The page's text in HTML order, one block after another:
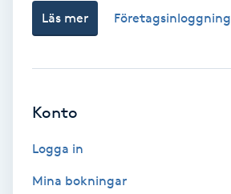
Barnklippning
BIAB
Blowout
Läs mer Företagsinloggning
Konto
Logga in
Mina bokningar